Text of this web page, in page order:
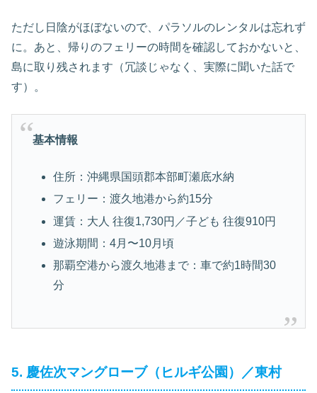
ただし日陰がほぼないので、パラソルのレンタルは忘れず
に。あと、帰りのフェリーの時間を確認しておかないと、
島に取り残されます（冗談じゃなく、実際に聞いた話で
す）。
基本情報
住所：沖縄県国頭郡本部町瀬底水納
フェリー：渡久地港から約15分
運賃：大人 往復1,730円／子ども 往復910円
遊泳期間：4月〜10月頃
那覇空港から渡久地港まで：車で約1時間30
分
5. 慶佐次マングローブ（ヒルギ公園）／東村